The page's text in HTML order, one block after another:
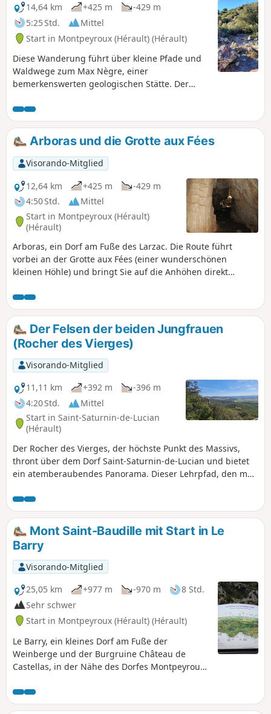
14,64 km
+425 m
-429 m
5:25 Std.
Mittel
Start in Montpeyroux (Hérault) (Hérault)
Diese Wanderung führt über kleine Pfade und
Waldwege zum Max Nègre, einer
bemerkenswerten geologischen Stätte. Der
dem sich die Feengrotte befindet: Mit einer
guten Taschenlampe kann man den Eingang
auf etwa dreißig Metern Länge besichtigen
(Stalaktiten und Vorhänge).Diese Tour sollte bei
großer Hitze vermieden werden.
Arboras und die Grotte aux Fées
Visorando-Mitglied
12,64 km
+425 m
-429 m
4:50 Std.
Mittel
Start in Montpeyroux (Hérault)
(Hérault)
Arboras, ein Dorf am Fuße des Larzac. Die Route führt
vorbei an der Grotte aux Fées (einer wunderschönen
kleinen Höhle) und bringt Sie auf die Anhöhen direkt
Der Felsen der beiden Jungfrauen
(Rocher des Vierges)
Visorando-Mitglied
11,11 km
+392 m
-396 m
4:20 Std.
Mittel
Start in Saint-Saturnin-de-Lucian
(Hérault)
Der Rocher des Vierges, der höchste Punkt des Massivs,
thront über dem Dorf Saint-Saturnin-de-Lucian und bietet
ein atemberaubendes Panorama. Dieser Lehrpfad, den man
ermöglicht es, diesen einzigartigen Ort aus geologischer,
historischer und kultureller Sicht zu erleben.
Mont Saint-Baudille mit Start in Le
Barry
Visorando-Mitglied
25,05 km
+977 m -970 m
8 Std.
Sehr schwer
Start in Montpeyroux (Hérault) (Hérault)
Le Barry, ein kleines Dorf am Fuße der
Weinberge und der Burgruine Château de
Castellas, in der Nähe des Dorfes Montpeyroux,
durch angestammtes Land, Weinberge und die
Schafweide La Font du Griffe, um denGR® 74 in